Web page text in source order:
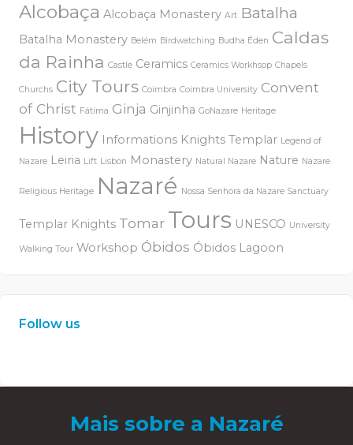
Alcobaça Alcobaça Monastery Art Batalha
Batalha Monastery Belém Birdwatching Budha Éden Caldas
da Rainha Castle Ceramics Ceramics Workhsop Chapels
Churchs City Tours Coimbra Coimbra University Convent
of Christ Fátima Ginja Ginjinha GoNazare Heritage
History Informations Knights Templar Legend of
Nazare Leiria Lift Lisbon Monastery Natural Nazare Nature Nazare
Religious Heritage Nazaré Nossa Senhora da Nazare Sanctuary
Templar Knights Tomar Tours UNESCO University
Walking Tour Workshop Óbidos Óbidos Lagoon
Follow us
en
Mais sobre a Nazaré